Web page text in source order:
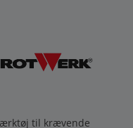
til krævende